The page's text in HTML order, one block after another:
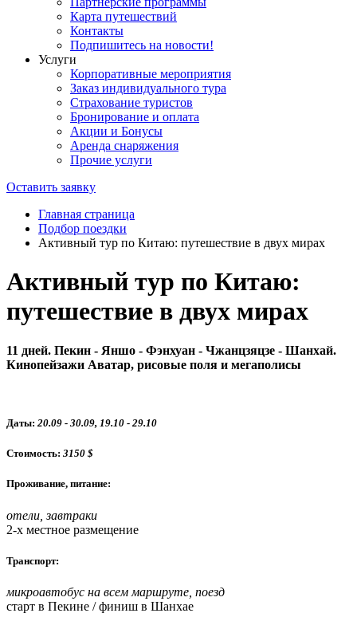
Карта путешествий
Контакты
Подпишитесь на новости!
Услуги
Корпоративные мероприятия
Заказ индивидуального тура
Страхование туристов
Бронирование и оплата
Акции и Бонусы
Аренда снаряжения
Прочие услуги
Оставить заявку
Главная страница
Подбор поездки
Активный тур по Китаю: путешествие в двух мирах
Активный тур по Китаю:
путешествие в двух мирах
11 дней. Пекин - Яншо - Фэнхуан - Чжанцзяцзе - Шанхай.
Кинопейзажи Аватар, рисовые поля и мегаполисы
Даты: 20.09 - 30.09, 19.10 - 29.10
Стоимость: 3150 $
Проживание, питание:
отели, завтраки
2-х местное размещение
Транспорт:
микроавтобус на всем маршруте, поезд
старт в Пекине / финиш в Шанхае